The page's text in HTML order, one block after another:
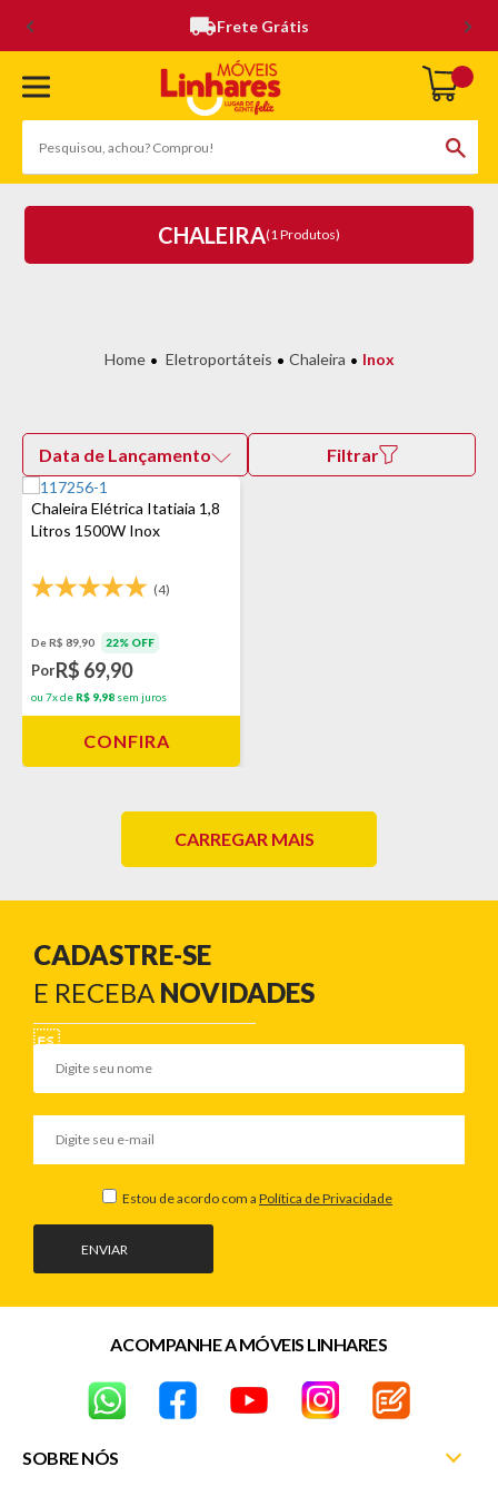
Frete Grátis
CHALEIRA(1 Produtos)
Eletroportáteis Chaleira Inox
Data de Lançamento Filtrar
Chaleira Elétrica Itatiaia 1,8
Litros 1500W Inox
(4)
De R$ 89,90 22% OFF
PorR$ 69,90
ou 7x de R$ 9,98 sem juros
CONFIRA
CARREGAR MAIS
CADASTRE-SE
E RECEBA NOVIDADES
ENVIAR
Estou de acordo com a Política de Privacidade
SOBRE NÓS
ACOMPANHE A MÓVEIS LINHARES